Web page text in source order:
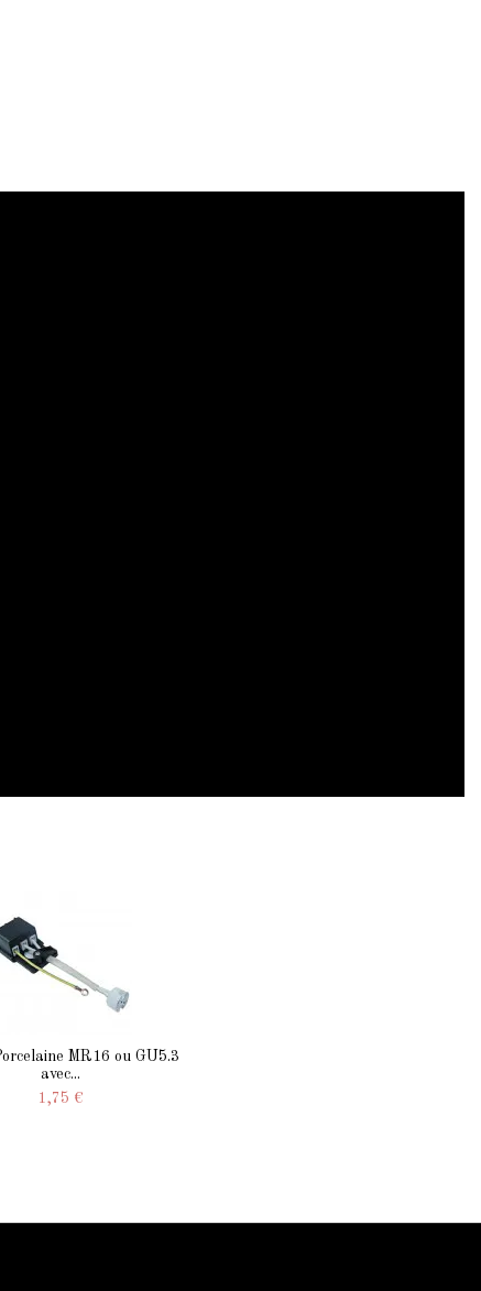
MR16 ou GU5.3
avec...
1,75 €